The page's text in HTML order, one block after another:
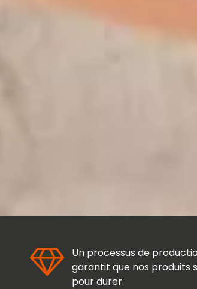
Un processus de
garantit que nos produits
pour durer.